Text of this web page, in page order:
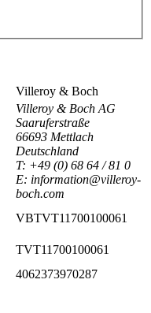
Villeroy & Boch
Villeroy & Boch AG
Saaruferstraße
66693 Mettlach
Deutschland
T: +49 (0) 68 64 / 81 0
E: information@villeroy-
boch.com
VBTVT11700100061
TVT11700100061
4062373970287